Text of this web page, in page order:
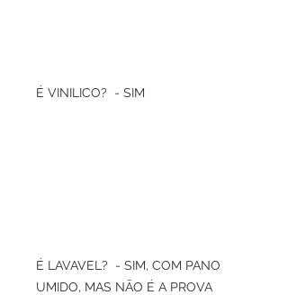
É VINILICO? - SIM
É LAVAVEL? - SIM, COM PANO
UMIDO, MAS NÃO É A PROVA